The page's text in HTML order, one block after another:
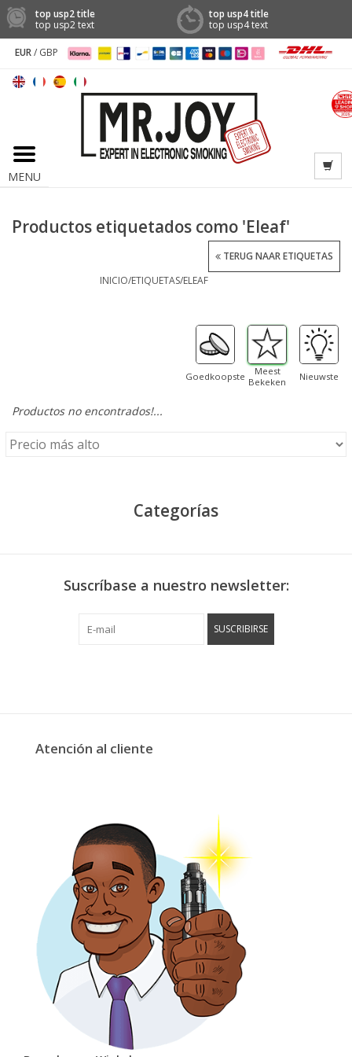
top usp2 title
top usp2 text
top usp4 title
top usp4 text
EUR/ GBP
MENU
Productos etiquetados como 'Eleaf'
INICIO/ETIQUETAS/ELEAF
TERUG NAAR ETIQUETAS
Goedkoopste
Meest
Bekeken
Nieuwste
Productos no encontrados!...
Categorías
Suscríbase a nuestro newsletter:
SUSCRIBIRSE
Atención al cliente